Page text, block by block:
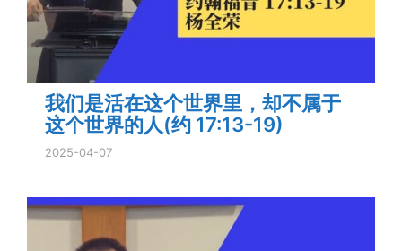
我们是活在这个世界里，却不属于
这个世界的人(约 17:13-19)
2025-04-07